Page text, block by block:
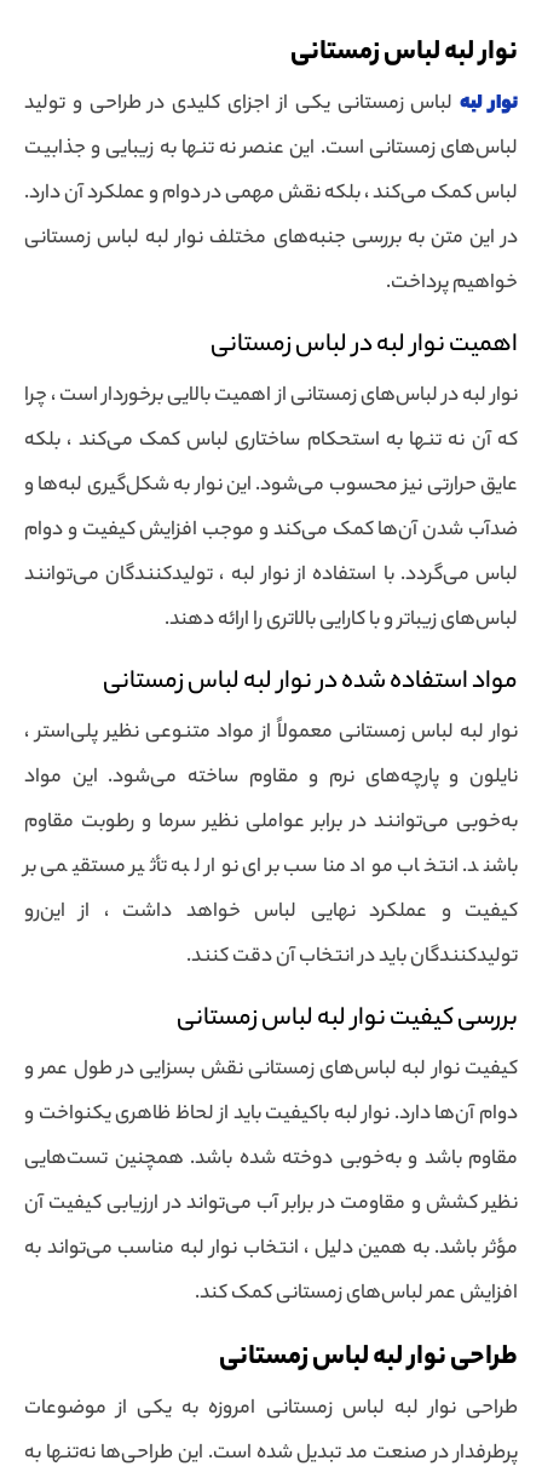
نوار لبه لباس زمستانی
نوار لبهلباس زمستانی یکی از اجزای کلیدی در طراحی و تولید
لباس‌های زمستانی است. این عنصر نه تنها به زیبایی و جذابیت
لباس کمک می‌کند ، بلکه نقش مهمی در دوام و عملکرد آن دارد.
در این متن به بررسی جنبه‌های مختلف نوار لبه لباس زمستانی
خواهیم پرداخت.
اهمیت نوار لبه در لباس زمستانی
نوار لبه در لباس‌های زمستانی از اهمیت بالایی برخوردار است ، چرا
که آن نه تنها به استحکام ساختاری لباس کمک می‌کند ، بلکه
عایق حرارتی نیز محسوب می‌شود. این نوار به شکل‌گیری لبه‌ها و
ضدآب شدن آن‌ها کمک می‌کند و موجب افزایش کیفیت و دوام
لباس می‌گردد. با استفاده از نوار لبه ، تولیدکنندگان می‌توانند
لباس‌های زیباتر و با کارایی بالاتری را ارائه دهند.
مواد استفاده شده در نوار لبه لباس زمستانی
نوار لبه لباس زمستانی معمولاً از مواد متنوعی نظیر پلی‌استر ،
نایلون و پارچه‌های نرم و مقاوم ساخته می‌شود. این مواد
به‌خوبی می‌توانند در برابر عواملی نظیر سرما و رطوبت مقاوم
باشند. انتخاب مواد مناسب برای نوار لبه تأثیر مستقیمی بر
کیفیت و عملکرد نهایی لباس خواهد داشت ، از این‌رو
تولیدکنندگان باید در انتخاب آن دقت کنند.
بررسی کیفیت نوار لبه لباس زمستانی
کیفیت نوار لبه لباس‌های زمستانی نقش بسزایی در طول عمر و
دوام آن‌ها دارد. نوار لبه باکیفیت باید از لحاظ ظاهری یکنواخت و
مقاوم باشد و به‌خوبی دوخته شده باشد. همچنین تست‌هایی
نظیر کشش و مقاومت در برابر آب می‌تواند در ارزیابی کیفیت آن
مؤثر باشد. به همین دلیل ، انتخاب نوار لبه مناسب می‌تواند به
افزایش عمر لباس‌های زمستانی کمک کند.
طراحی نوار لبه لباس زمستانی
طراحی نوار لبه لباس زمستانی امروزه به یکی از موضوعات
پرطرفدار در صنعت مد تبدیل شده است. این طراحی‌ها نه‌تنها به